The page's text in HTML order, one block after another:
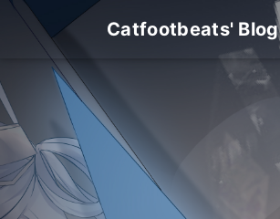
Catfootbeats' Blog